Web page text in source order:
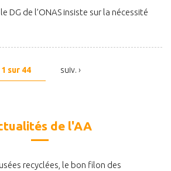
DG de l’ONAS insiste sur la nécessité
1 sur 44 suiv. ›
de l'AA
recyclées, le bon filon des